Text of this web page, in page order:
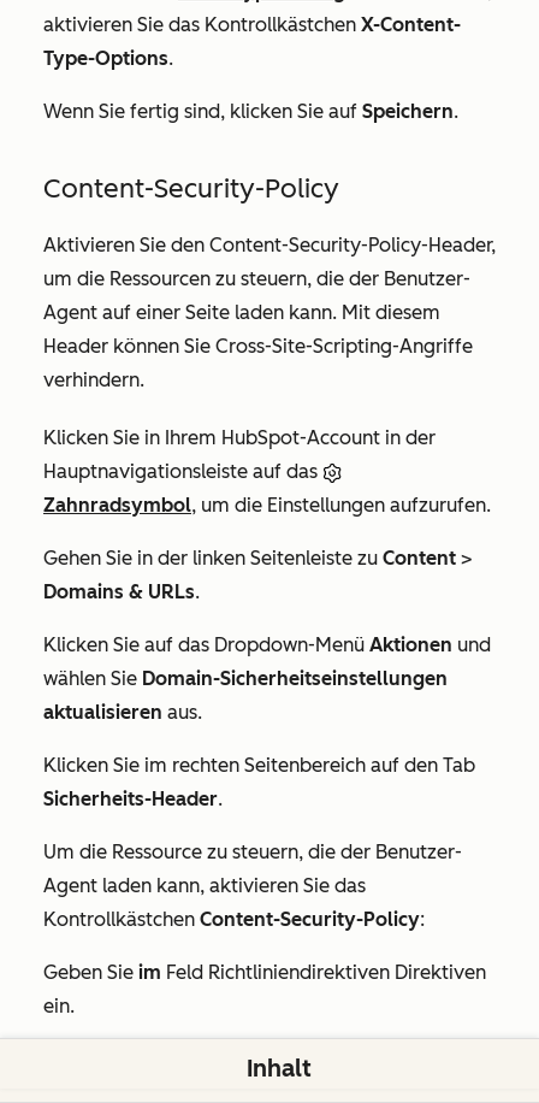
aktivieren Sie das Kontrollkästchen X-Content-
Type-Options.
Wenn Sie fertig sind, klicken Sie auf Speichern.
Content-Security-Policy
Aktivieren Sie den Content-Security-Policy-Header,
um die Ressourcen zu steuern, die der Benutzer-
Agent auf einer Seite laden kann. Mit diesem
Header können Sie Cross-Site-Scripting-Angriffe
verhindern.
Klicken Sie in Ihrem HubSpot-Account in der
Hauptnavigationsleiste auf das
Zahnradsymbol, um die Einstellungen aufzurufen.
Gehen Sie in der linken Seitenleiste zu Content >
Domains & URLs.
Klicken Sie auf das Dropdown-Menü Aktionen und
wählen Sie Domain-Sicherheitseinstellungen
aktualisieren aus.
Klicken Sie im rechten Seitenbereich auf den Tab
Sicherheits-Header.
Um die Ressource zu steuern, die der Benutzer-
Agent laden kann, aktivieren Sie das
Kontrollkästchen Content-Security-Policy:
Geben Sie im Feld Richtliniendirektiven Direktiven
ein.
Um volle Funktionalität auf von HubSpot
Inhalt